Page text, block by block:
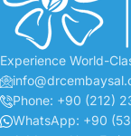
Experience World-
Phone: +90 (212)
WhatsApp: +90